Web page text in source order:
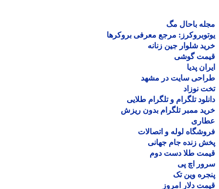
باحال مگ
مرجع معرفی بروکرها
شلوار جین زنانه
گوشی
پدیا
سایت در مشهد
نوزاد
تلگرام و تلگرام طلایی
ممبر تلگرام بدون ریزش
لوله و اتصالات
زنده جام جهانی
طلا دست دوم
اچ پی
وین تک
دلار امروز